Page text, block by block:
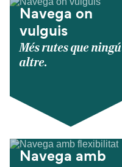
Navega on
vulguis
Més rutes que ningú
altre.
Navega amb